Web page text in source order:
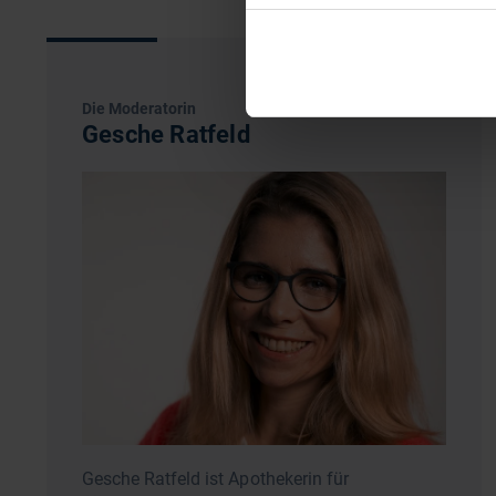
Die Moderatorin
Gesche Ratfeld
Gesche Ratfeld ist Apothekerin für